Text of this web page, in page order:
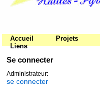
Accueil Projets
Liens
Se connecter
Administrateur:
se connecter